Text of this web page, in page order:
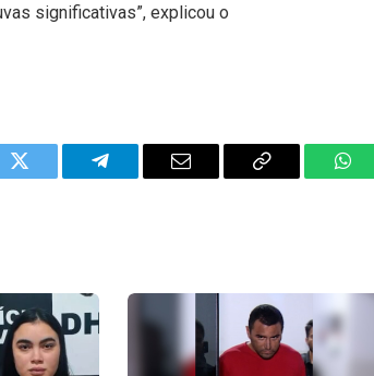
significativas”, explicou o
Twitter Telegram Email
Copy